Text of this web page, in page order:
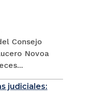
Consejo
Novoa
judiciales: